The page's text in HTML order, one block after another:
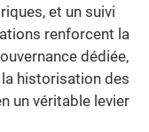
et un suivi
renforcent la
dédiée,
historisation des
un véritable levier